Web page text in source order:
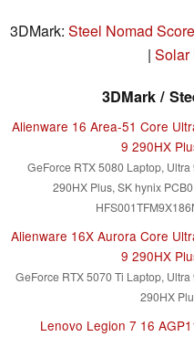
3DMark: Steel Nomad Score
| Solar
3DMark /
Alienware 16 Area-51 Core
9 290HX
GeForce RTX 5080 Laptop, Ultra
290HX Plus, SK hynix
Alienware 16X Aurora Core
9 290HX
GeForce RTX 5070 Ti Laptop, Ultra
290HX
Lenovo Legion 7 16